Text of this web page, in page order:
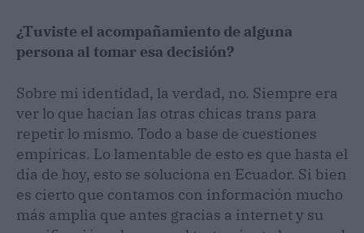
¿Tuviste el acompañamiento de alguna
persona al tomar esa decisión?
Sobre mi identidad, la verdad, no. Siempre era
ver lo que hacían las otras chicas trans para
repetir lo mismo. Todo a base de cuestiones
empíricas. Lo lamentable de esto es que hasta el
día de hoy, esto se soluciona en Ecuador. Si bien
es cierto que contamos con información mucho
más amplia que antes gracias a internet y su